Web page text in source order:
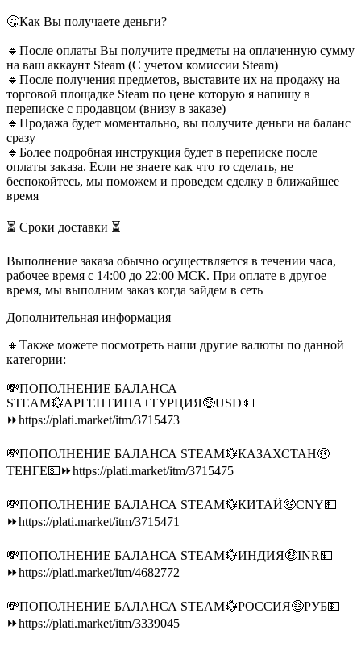
🤔Как Вы получаете деньги?
🔹После оплаты Вы получите предметы на оплаченную сумму
на ваш аккаунт Steam (С учетом комиссии Steam)
🔹После получения предметов, выставите их на продажу на
торговой площадке Steam по цене которую я напишу в
переписке с продавцом (внизу в заказе)
🔹Продажа будет моментально, вы получите деньги на баланс
сразу
🔹Более подробная инструкция будет в переписке после
оплаты заказа. Если не знаете как что то сделать, не
беспокойтесь, мы поможем и проведем сделку в ближайшее
время
⏳ Сроки доставки ⏳
Выполнение заказа обычно осуществляется в течении часа,
рабочее время с 14:00 до 22:00 МСК. При оплате в другое
время, мы выполним заказ когда зайдем в сеть
Дополнительная информация
🔸Также можете посмотреть наши другие валюты по данной
категории:
💸ПОПОЛНЕНИЕ БАЛАНСА
STEAM💱АРГЕНТИНА+ТУРЦИЯ🤑USD💵
⏩https://plati.market/itm/3715473
💸ПОПОЛНЕНИЕ БАЛАНСА STEAM💱КАЗАХСТАН🤑
ТЕНГЕ💵⏩https://plati.market/itm/3715475
💸ПОПОЛНЕНИЕ БАЛАНСА STEAM💱КИТАЙ🤑CNY💵
⏩https://plati.market/itm/3715471
💸ПОПОЛНЕНИЕ БАЛАНСА STEAM💱ИНДИЯ🤑INR💵
⏩https://plati.market/itm/4682772
💸ПОПОЛНЕНИЕ БАЛАНСА STEAM💱РОССИЯ🤑РУБ💵
⏩https://plati.market/itm/3339045